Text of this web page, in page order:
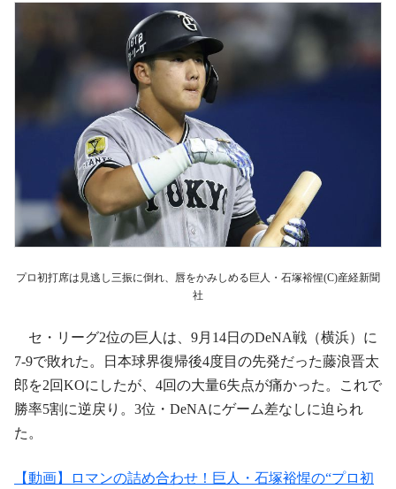
プロ初打席は見逃し三振に倒れ、唇をかみしめる巨人・石塚裕惺(C)産経新聞
社
セ・リーグ2位の巨人は、9月14日のDeNA戦（横浜）に
7-9で敗れた。日本球界復帰後4度目の先発だった藤浪晋太
郎を2回KOにしたが、4回の大量6失点が痛かった。これで
勝率5割に逆戻り。3位・DeNAにゲーム差なしに迫られ
た。
【動画】ロマンの詰め合わせ！巨人・石塚裕惺の“プロ初